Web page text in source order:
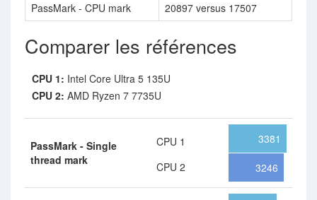
PassMark - CPU mark
20897 versus 17507
Comparer les références
CPU 1: Intel Core Ultra 5 135U
CPU 2: AMD Ryzen 7 7735U
PassMark - Single
thread mark
CPU 1
CPU 2
3381
3246